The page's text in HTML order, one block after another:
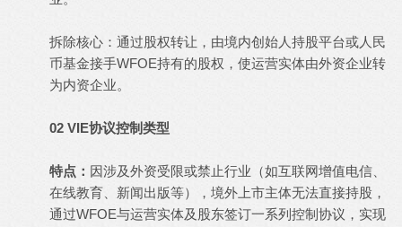
拆除核心：通过股权转让，由境内创始人持股平台或人民
币基金接手WFOE持有的股权，使运营实体由外资企业转
为内资企业。
02 VIE协议控制类型
特点： 因涉及外资受限或禁止行业（如互联网增值电信、
在线教育、新闻出版等），境外上市主体无法直接持股，
通过WFOE与运营实体及股东签订一系列控制协议，实现